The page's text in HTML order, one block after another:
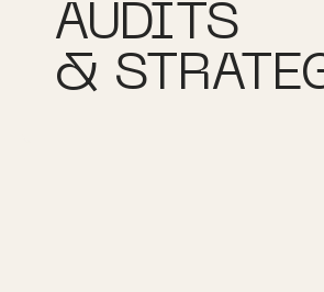
AUDITS
&